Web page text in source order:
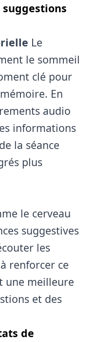
suggestions
Le
le sommeil
clé pour
En
audio
informations
la séance
plus
le cerveau
suggestives
les
renforcer ce
une meilleure
et des
de